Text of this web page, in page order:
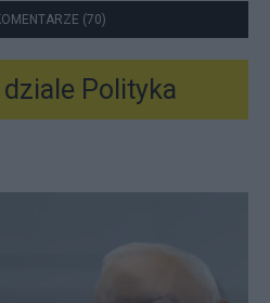
(70)
Polityka